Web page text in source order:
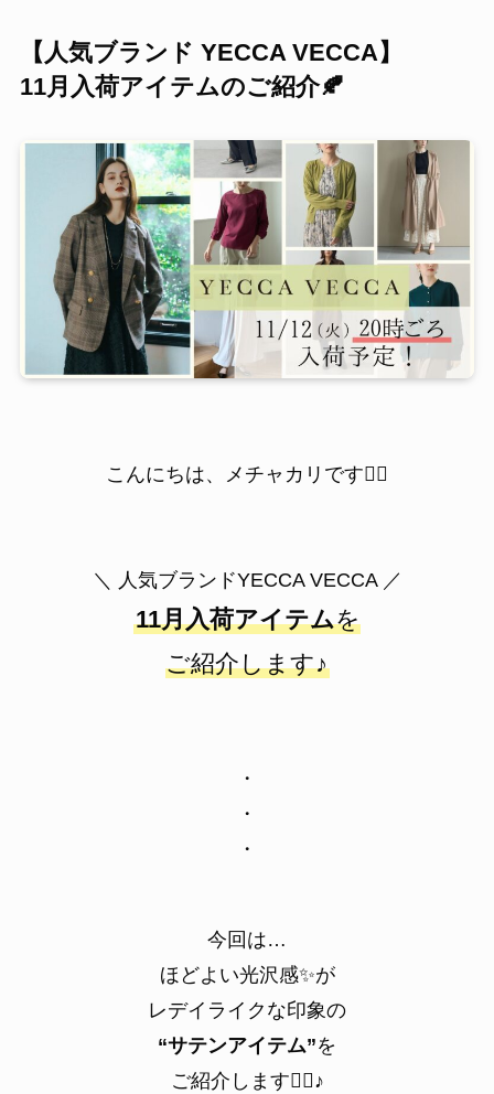
【人気ブランド YECCA VECCA】
11月入荷アイテムのご紹介🍂
こんにちは、メチャカリです💁‍♀️
＼ 人気ブランドYECCA VECCA ／
11月入荷アイテムを
ご紹介します♪
・
・
・
今回は…
ほどよい光沢感✨が
レデイライクな印象の
“サテンアイテム”を
ご紹介します💁‍♀️♪